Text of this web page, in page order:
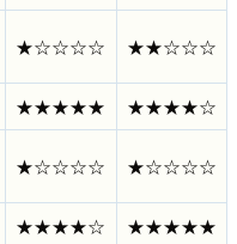
★☆☆☆☆ ★★☆☆☆
★★★★★
★★★★☆
★☆☆☆☆ ★☆☆☆☆
★★★★☆ ★★★★★